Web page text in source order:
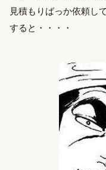
見積もりばっか依頼し
すると・・・・